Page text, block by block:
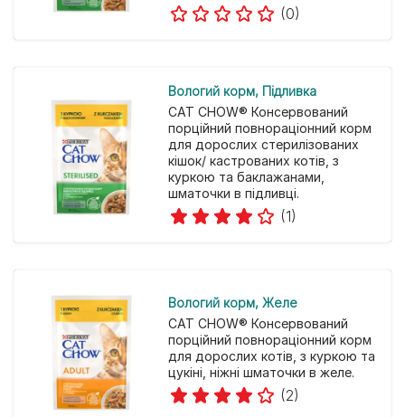
(0)
Вологий корм Підливка
CAT CHOW® Консервований
порційний повнораціонний корм
для дорослих стерилізованих
кішок/ кастрованих котів, з
куркою та баклажанами,
шматочки в підливці.
(1)
Вологий корм Желе
CAT CHOW® Консервований
порційний повнораціонний корм
для дорослих котів, з куркою та
цукіні, ніжні шматочки в желе.
(2)